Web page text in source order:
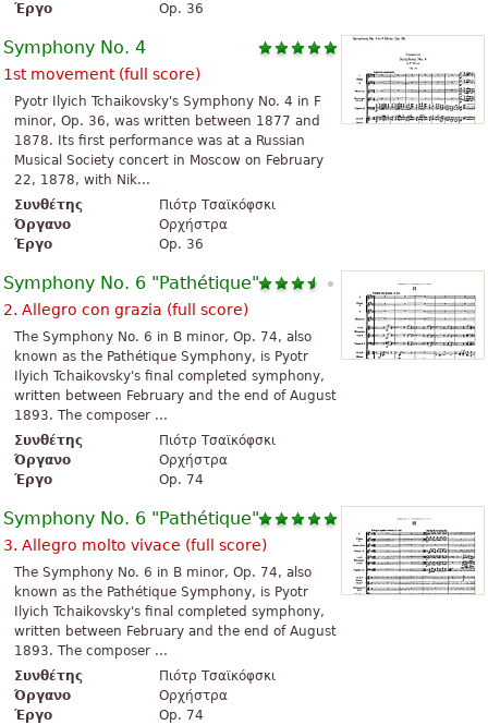
Έργο
Op. 36
Symphony No. 4
1st movement (full score)
Pyotr Ilyich Tchaikovsky's Symphony No. 4 in F
minor, Op. 36, was written between 1877 and
1878. Its first performance was at a Russian
Musical Society concert in Moscow on February
22, 1878, with Nik...
Συνθέτης
Πιότρ Τσαϊκόφσκι
Όργανο
Ορχήστρα
Έργο
Op. 36
Symphony No. 6 "Pathétique"
2. Allegro con grazia (full score)
The Symphony No. 6 in B minor, Op. 74, also
known as the Pathétique Symphony, is Pyotr
Ilyich Tchaikovsky's final completed symphony,
written between February and the end of August
1893. The composer ...
Συνθέτης
Πιότρ Τσαϊκόφσκι
Όργανο
Ορχήστρα
Έργο
Op. 74
Symphony No. 6 "Pathétique"
3. Allegro molto vivace (full score)
The Symphony No. 6 in B minor, Op. 74, also
known as the Pathétique Symphony, is Pyotr
Ilyich Tchaikovsky's final completed symphony,
written between February and the end of August
1893. The composer ...
Συνθέτης
Πιότρ Τσαϊκόφσκι
Όργανο
Ορχήστρα
Έργο
Op. 74